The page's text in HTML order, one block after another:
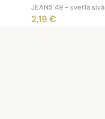
JEANS 49 - svetlá sivá
2,19 €